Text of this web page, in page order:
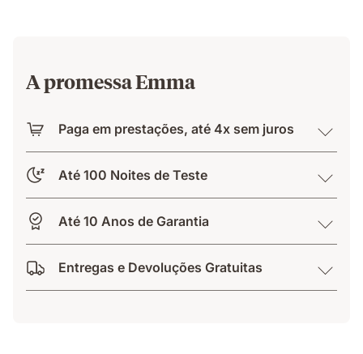
A promessa Emma
Paga em prestações, até 4x sem juros
Até 100 Noites de Teste
Até 10 Anos de Garantia
Entregas e Devoluções Gratuitas